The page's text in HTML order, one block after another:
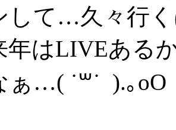
して…久々行
はLIVEある
ぁ…( ˙꒳˙ ).｡oO